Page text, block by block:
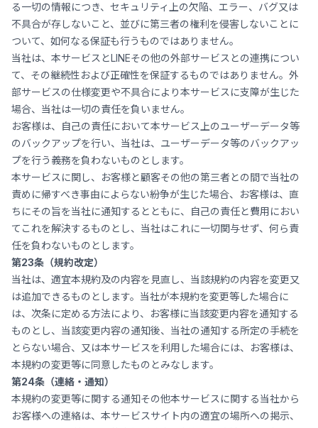
る一切の情報につき、セキュリティ上の欠陥、エラー、バグ又は
不具合が存しないこと、並びに第三者の権利を侵害しないことに
ついて、如何なる保証も行うものではありません。
当社は、本サービスとLINEその他の外部サービスとの連携につい
て、その継続性および正確性を保証するものではありません。外
部サービスの仕様変更や不具合により本サービスに支障が生じた
場合、当社は一切の責任を負いません。
お客様は、自己の責任において本サービス上のユーザーデータ等
のバックアップを行い、当社は、ユーザーデータ等のバックアッ
プを行う義務を負わないものとします。
本サービスに関し、お客様と顧客その他の第三者との間で当社の
責めに帰すべき事由によらない紛争が生じた場合、お客様は、直
ちにその旨を当社に通知するとともに、自己の責任と費用におい
てこれを解決するものとし、当社はこれに一切関与せず、何ら責
任を負わないものとします。
第23条（規約改定）
当社は、適宜本規約及の内容を見直し、当該規約の内容を変更又
は追加できるものとします。当社が本規約を変更等した場合に
は、次条に定める方法により、お客様に当該変更内容を通知する
ものとし、当該変更内容の通知後、当社の通知する所定の手続を
とらない場合、又は本サービスを利用した場合には、お客様は、
本規約の変更等に同意したものとみなします。
第24条（連絡・通知）
本規約の変更等に関する通知その他本サービスに関する当社から
お客様への連絡は、本サービスサイト内の適宜の場所への掲示、